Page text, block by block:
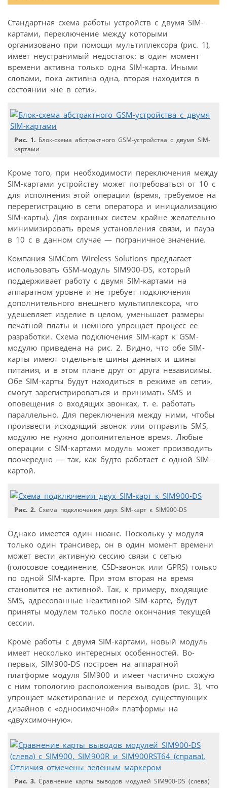
Стандартная схема работы устройств с двумя SIM-
картами, переключение между которыми
организовано при помощи мультиплексора (рис. 1),
имеет неустранимый недостаток: в один момент
времени активна только одна SIM-карта. Иными
словами, пока активна одна, вторая находится в
состоянии «не в сети».
Рис. 1. Блок-схема абстрактного GSM-устройства с двумя SIM-
картами
Кроме того, при необходимости переключения между
SIM-картами устройству может потребоваться от 10 с
для исполнения этой операции (время, требуемое на
перерегистрацию в сети оператора и инициализацию
SIM-карты). Для охранных систем крайне желательно
минимизировать время установления связи, и пауза
в 10 с в данном случае — пограничное значение.
Компания SIMCom Wireless Solutions предлагает
использовать GSM-модуль SIM900-DS, который
поддерживает работу с двумя SIM-картами на
аппаратном уровне и не требует подключения
дополнительного внешнего мультиплексора, что
удешевляет изделие в целом, уменьшает размеры
печатной платы и немного упрощает процесс ее
разработки. Схема подключения SIM-карт к GSM-
модулю приведена на рис. 2. Видно, что обе SIM-
карты имеют отдельные шины данных и шины
питания, и в этом плане друг от друга независимы.
Обе SIM-карты будут находиться в режиме «в сети»,
смогут зарегистрироваться и принимать SMS и
оповещения о входящих звонках, т. е. работать
параллельно. Для переключения между ними, чтобы
произвести исходящий звонок или отправить SMS,
модулю не нужно дополнительное время. Любые
операции с SIM-картами модуль может производить
поочередно — так, как будто работает с одной SIM-
картой.
Рис. 2. Схема подключения двух SIM-карт к SIM900-DS
Однако имеется один нюанс. Поскольку у модуля
только один трансивер, он в один момент времени
может вести активную сессию связи с сетью
(голосовое соединение, CSD-звонок или GPRS) только
по одной SIM-карте. При этом вторая на время
становится не активной. Так, к примеру, входящие
SMS, адресованные неактивной SIM-карте, будут
приняты модулем только после окончания текущей
сессии.
Кроме работы с двумя SIM-картами, новый модуль
имеет несколько интересных особенностей. Во-
первых, SIM900-DS построен на аппаратной
платформе модуля SIM900 и имеет частично схожую
с ним топологию расположения выводов (рис. 3), что
упрощает макетирование и переход существующих
дизайнов с «односимочной» платформы на
«двухсимочную».
Рис. 3. Сравнение карты выводов модулей SIM900-DS (слева)